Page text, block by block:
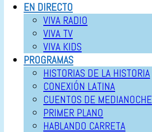
EN DIRECTO
VIVA RADIO
VIVA TV
VIVA KIDS
PROGRAMAS
HISTORIAS DE LA HISTORIA
CONEXIÓN LATINA
CUENTOS DE MEDIANOCHE
PRIMER PLANO
HABLANDO CARRETA